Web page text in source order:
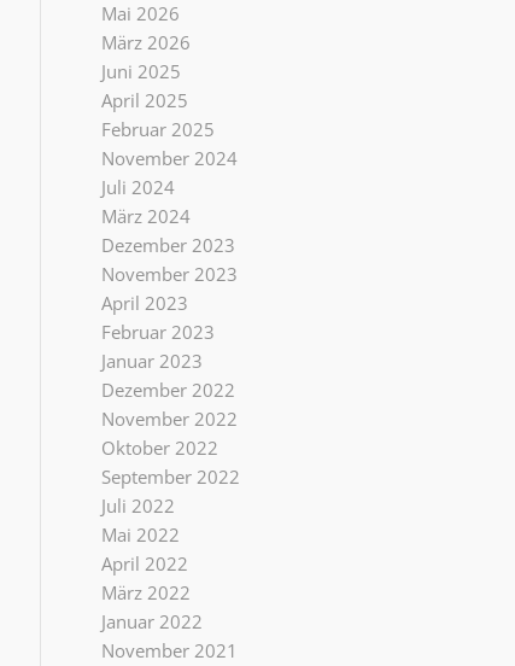
Mai 2026
März 2026
Juni 2025
April 2025
Februar 2025
November 2024
Juli 2024
März 2024
Dezember 2023
November 2023
April 2023
Februar 2023
Januar 2023
Dezember 2022
November 2022
Oktober 2022
September 2022
Juli 2022
Mai 2022
April 2022
März 2022
Januar 2022
November 2021